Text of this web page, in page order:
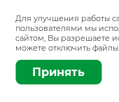
Наслаждайтесь
делитесь
370 г
Для улучшения работы
пользователями мы
сайтом, Вы разрешаете
можете отключить
Принять